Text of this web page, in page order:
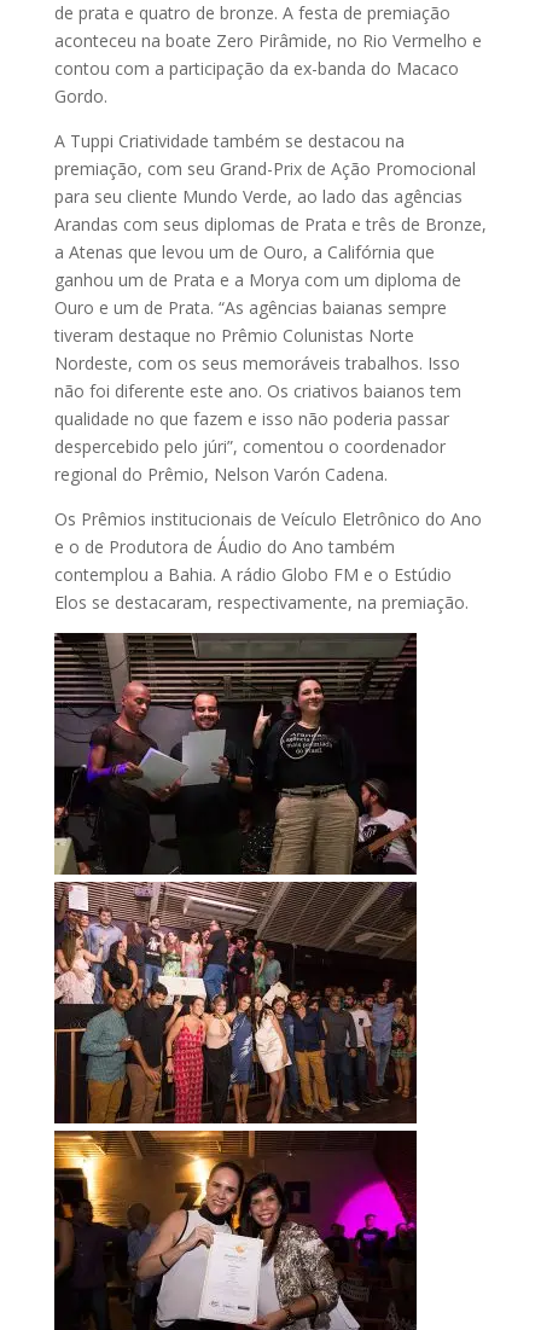
de prata e quatro de bronze. A festa de premiação
aconteceu na boate Zero Pirâmide, no Rio Vermelho e
contou com a participação da ex-banda do Macaco
Gordo.
A Tuppi Criatividade também se destacou na
premiação, com seu Grand-Prix de Ação Promocional
para seu cliente Mundo Verde, ao lado das agências
Arandas com seus diplomas de Prata e três de Bronze,
a Atenas que levou um de Ouro, a Califórnia que
ganhou um de Prata e a Morya com um diploma de
Ouro e um de Prata. “As agências baianas sempre
tiveram destaque no Prêmio Colunistas Norte
Nordeste, com os seus memoráveis trabalhos. Isso
não foi diferente este ano. Os criativos baianos tem
qualidade no que fazem e isso não poderia passar
despercebido pelo júri”, comentou o coordenador
regional do Prêmio, Nelson Varón Cadena.
Os Prêmios institucionais de Veículo Eletrônico do Ano
e o de Produtora de Áudio do Ano também
contemplou a Bahia. A rádio Globo FM e o Estúdio
Elos se destacaram, respectivamente, na premiação.